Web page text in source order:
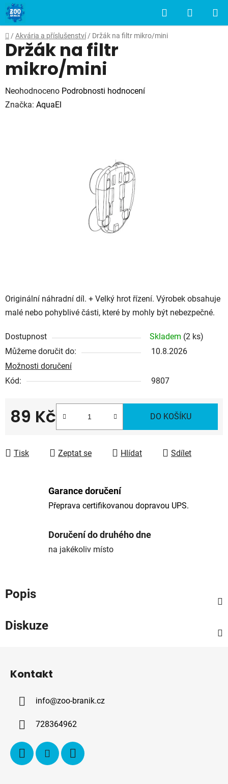
Přejít
na
obsah
Hledat
KOŠÍK
Domů
/ Akvária a příslušenství / Držák na filtr mikro/mini
Originální náhradní díl. + Velký hrot řízení. Výrobek obsahuje
malé nebo pohyblivé části, které by mohly být nebezpečné.
Dostupnost Skladem (2 ks)
Můžeme doručit do:
10.8.2026
Možnosti doručení
Kód:
9807
89 Kč DO KOŠÍKU
Tisk Zeptat se Hlídat Sdílet
Držák na filtr
mikro/mini
Průměrné
hodnocení
Neohodnoceno Podrobnosti hodnocení
Značka: AquaEl
Garance doručení
Přeprava certifikovanou dopravou UPS.
Doručení do druhého dne
na jakékoliv místo
Popis
Diskuze
Kontakt
info@zoo-branik.cz
728364962